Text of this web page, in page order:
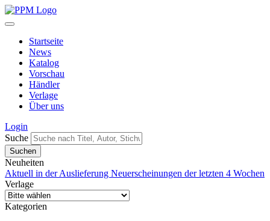
Startseite
News
Katalog
Vorschau
Händler
Verlage
Über uns
Login
Suche
Neuheiten
Aktuell in der Auslieferung Neuerscheinungen der letzten 4 Wochen
Verlage
Kategorien